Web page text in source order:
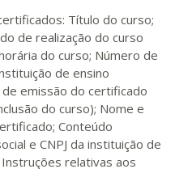
Título do curso;
de realização do curso
do curso; Número de
de ensino
emissão do certificado
do curso); Nome e
Conteúdo
e CNPJ da instituição de
relativas aos